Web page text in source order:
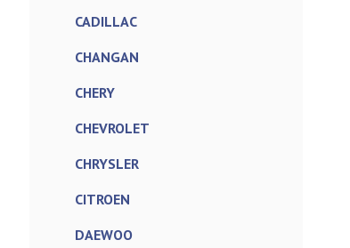
CADILLAC
CHANGAN
CHERY
CHEVROLET
CHRYSLER
CITROEN
DAEWOO